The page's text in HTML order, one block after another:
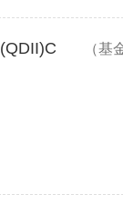
（基